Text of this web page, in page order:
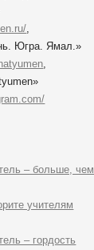
Югра. Ямал.»
– больше, чем
учителям
– гордость